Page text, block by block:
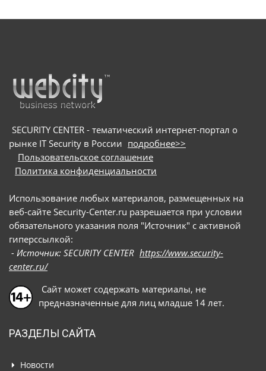
конца прошлого года. Лидерами по
SECURITY CENTER - тематический интернет-портал о
рынке IT Security в России подробнее>>
Пользовательское соглашение
Политика конфиденциальности
Использование любых материалов, размещенных на
веб-сайте Security-Center.ru разрешается при условии
обязательного указания поля "Источник" с активной
гиперссылкой:
- Источник: SECURITY CENTER https://www.security-
center.ru/
Сайт может содержать материалы, не
предназначенные для лиц младше 14 лет.
РАЗДЕЛЫ САЙТА
Новости